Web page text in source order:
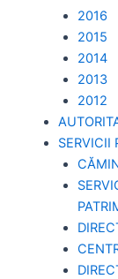
2016
2015
2014
2013
2012
SERVICII